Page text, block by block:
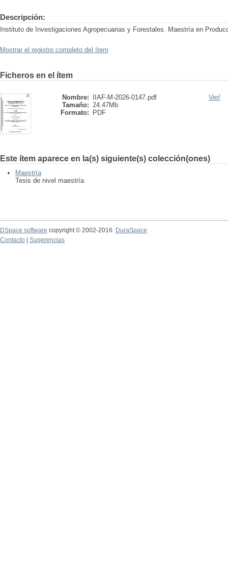
Descripción:
Instituto de Investigaciones Agropecuarias y Forestales. Maestría en
Mostrar el registro completo del ítem
Ficheros en el ítem
Nombre:
IIAF-M-2026-0147.pdf
Tamaño: 24.47Mb
Formato:
PDF
Ver/
Este ítem aparece en la(s) siguiente(s) colección(ones)
Maestría
Tesis de nivel maestría
DSpace software copyright © 2002-2016
DuraSpace
Contacto
Sugerencias